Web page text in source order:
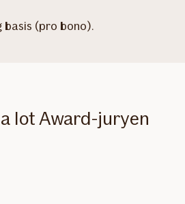
basis (pro bono).
lot Award-juryen